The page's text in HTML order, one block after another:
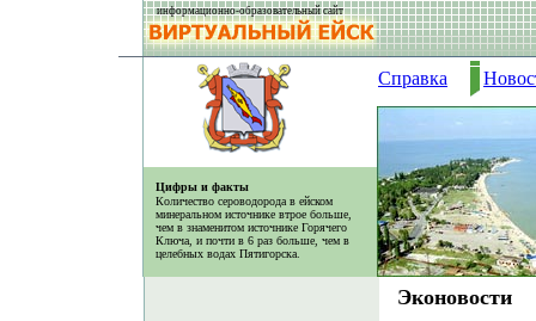
информационно-образовательный сайт
Цифры и факты
Количество сероводорода в ейском
минеральном источнике втрое больше,
чем в знаменитом источнике Горячего
Ключа, и почти в 6 раз больше, чем в
целебных водах Пятигорска.
Справка
Эконовости